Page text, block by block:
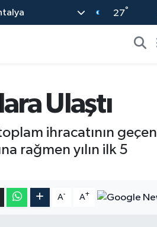
27°
Ulaştı
ihracatının geçen
rağmen yılın ilk 5
A- A+